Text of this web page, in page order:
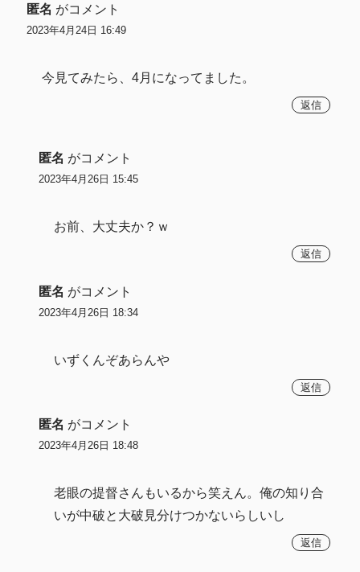
匿名 がコメント
2023年4月24日 16:49
今見てみたら、4月になってました。
返信
匿名 がコメント
2023年4月26日 15:45
お前、大丈夫か？ｗ
返信
匿名 がコメント
2023年4月26日 18:34
いずくんぞあらんや
返信
匿名 がコメント
2023年4月26日 18:48
老眼の提督さんもいるから笑えん。俺の知り合
いが中破と大破見分けつかないらしいし
返信